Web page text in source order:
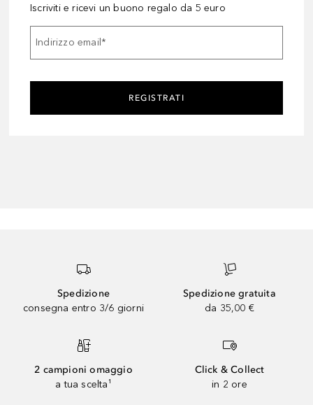
Iscriviti e ricevi un buono regalo da 5 euro
Indirizzo email*
REGISTRATI
Spedizione
consegna entro 3/6 giorni
Spedizione gratuita
da 35,00 €
2 campioni omaggio
a tua scelta¹
Click & Collect
in 2 ore